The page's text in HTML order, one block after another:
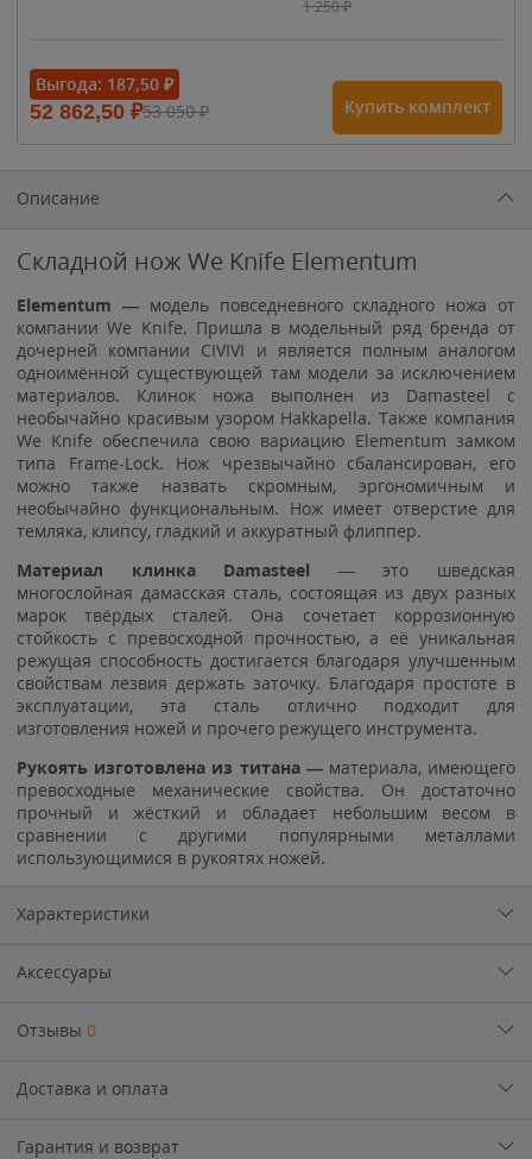
1 250₽
1 615₽
1 900₽1 900₽
Выгода: 187,50 ₽
52 862,50 ₽53 050₽ Купить комплект
Описание
Складной нож We Knife Elementum
Elementum —модель повседневного складного ножа от
компании We Knife. Пришла в модельный ряд бренда от
дочерней компании CIVIVI и является полным аналогом
одноимённой существующей там модели за исключением
материалов. Клинок ножа выполнен из Damasteel с
необычайно красивым узором Hakkapella. Также компания
We Knife обеспечила свою вариацию Elementum замком
типа Frame-Lock. Нож чрезвычайно сбалансирован, его
можно также назвать скромным, эргономичным и
необычайно функциональным. Нож имеет отверстие для
темляка, клипсу, гладкий и аккуратный флиппер.
Материал клинка Damasteel — это шведская
многослойная дамасская сталь, состоящая из двух разных
марок твёрдых сталей. Она сочетает коррозионную
стойкость с превосходной прочностью, а её уникальная
режущая способность достигается благодаря улучшенным
свойствам лезвия держать заточку. Благодаря простоте в
эксплуатации, эта сталь отлично подходит для
изготовления ножей и прочего режущего инструмента.
Рукоять изготовлена из титана —материала, имеющего
превосходные механические свойства. Он достаточно
прочный и жёсткий и обладает небольшим весом в
сравнении с другими популярными металлами
использующимися в рукоятях ножей.
Характеристики
Аксессуары
Отзывы 0
Доставка и оплата
Гарантия и возврат